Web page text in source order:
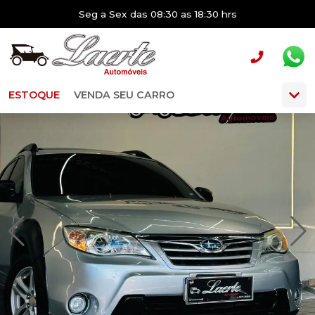
Seg a Sex das 08:30 as 18:30 hrs
ESTOQUE VENDA SEU CARRO